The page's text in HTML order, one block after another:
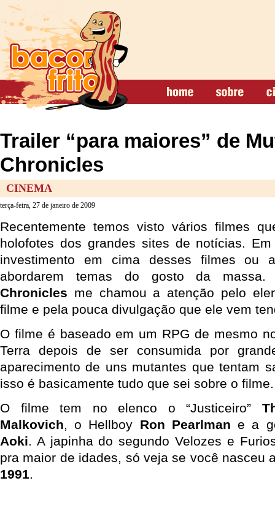
Trailer “para maiores” de
Chronicles
CINEMA
terça-feira, 27 de janeiro de 2009
Recentemente temos visto vários filmes
holofotes dos grandes sites de notícias.
investimento em cima desses filmes ou
abordarem temas do gosto da
Chronicles me chamou a atenção pelo
filme e pela pouca divulgação que ele vem
O filme é baseado em um RPG de mesmo
Terra depois de ser consumida por
aparecimento de uns mutantes que tentam
isso é basicamente tudo que sei sobre o filme.
O filme tem no elenco o “Justiceiro”
Malkovich, o Hellboy Ron Pearlman e a
Aoki. A japinha do segundo Velozes e
pra maior de idades, só veja se você nasceu
1991.